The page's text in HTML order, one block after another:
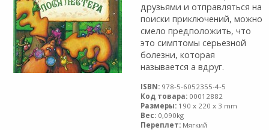
друзьями и отправляться на
поиски приключений, можно
смело предположить, что
это симптомы серьезной
болезни, которая
называется а вдруг.
ISBN: 978-5-6052355-4-5
Код товара: 00012882
Размеры: 190 x 220 x 3 mm
Вес: 0,090kg
Переплет: Мягкий